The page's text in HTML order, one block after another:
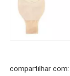
compartilhar com: